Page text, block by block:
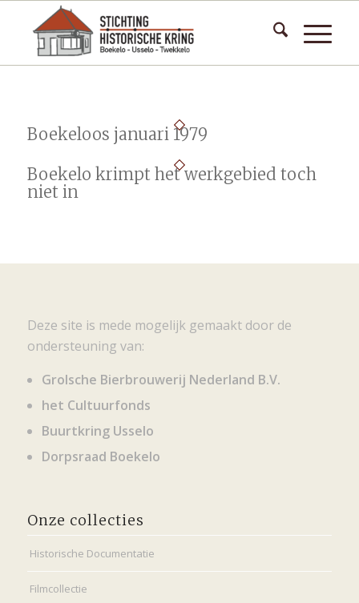
Boekeloos januari 1979
Boekelo krimpt het werkgebied toch
niet in
Deze site is mede mogelijk gemaakt door de
ondersteuning van:
Grolsche Bierbrouwerij Nederland B.V.
het Cultuurfonds
Buurtkring Usselo
Dorpsraad Boekelo
Onze collecties
Historische Documentatie
Filmcollectie